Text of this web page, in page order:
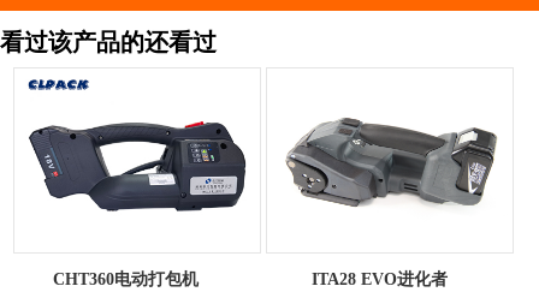
看过该产品的还看过
CHT360电动打包机 ITA28 EVO进化者